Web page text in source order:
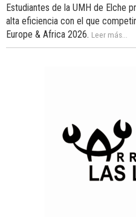
Estudiantes de la UMH de Elche
alta eficiencia con el que
Europe & Africa 2026. Leer más...